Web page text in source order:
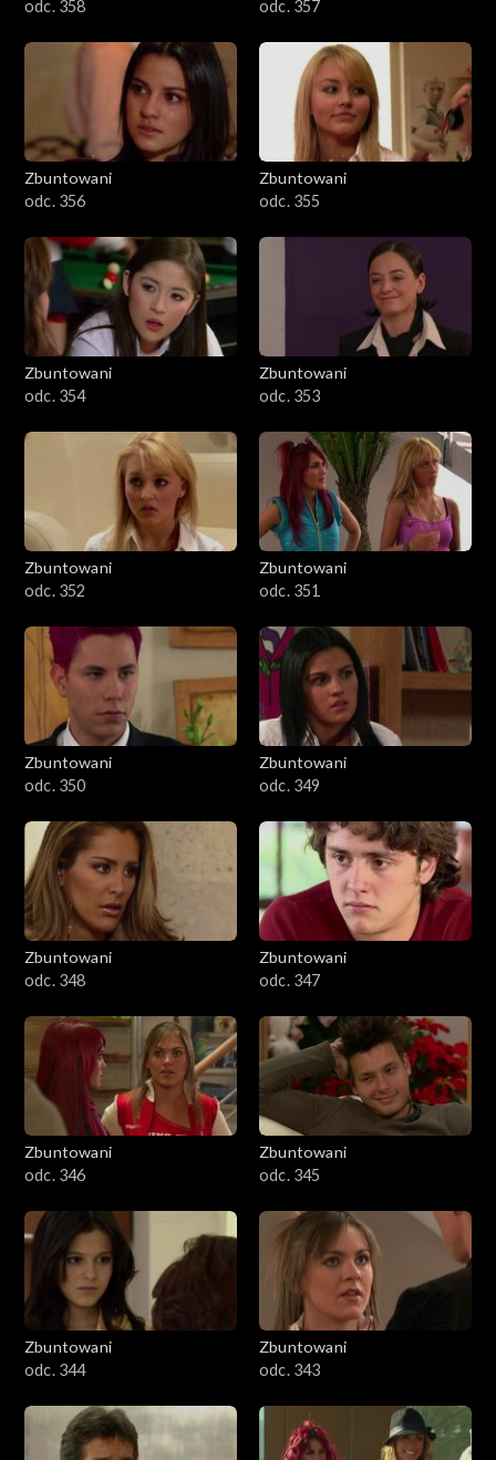
odc. 358 odc. 357
Zbuntowani
odc. 356
Zbuntowani
odc. 355
Zbuntowani
odc. 354
Zbuntowani
odc. 353
Zbuntowani
odc. 352
Zbuntowani
odc. 351
Zbuntowani
odc. 350
Zbuntowani
odc. 349
Zbuntowani
odc. 348
Zbuntowani
odc. 347
Zbuntowani
odc. 346
Zbuntowani
odc. 345
Zbuntowani
odc. 344
Zbuntowani
odc. 343